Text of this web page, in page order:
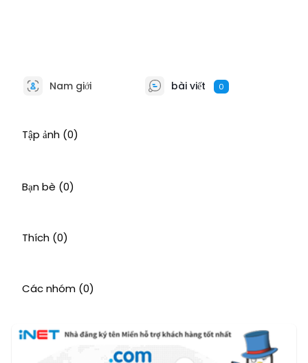
Nam giới bài viết 0
Tập ảnh (0)
Bạn bè (0)
Thích (0)
Các nhóm (0)